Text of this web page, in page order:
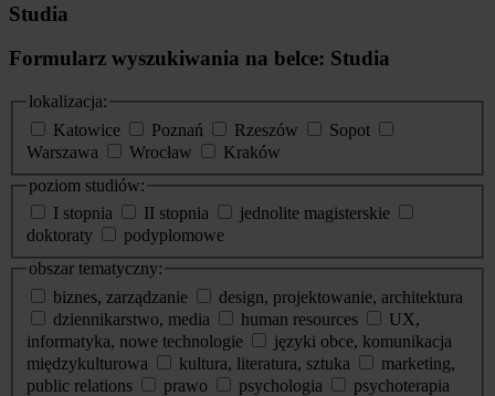
Studia
Formularz wyszukiwania na belce: Studia
lokalizacja:
Katowice
Poznań Rzeszów
Sopot
Warszawa
Wrocław
Kraków
poziom studiów:
I stopnia
II stopnia
jednolite magisterskie
doktoraty
podyplomowe
obszar tematyczny:
biznes, zarządzanie
design, projektowanie, architektura
dziennikarstwo, media
human resources
UX,
informatyka, nowe technologie
języki obce, komunikacja
międzykulturowa
kultura, literatura, sztuka
marketing,
public relations
prawo psychologia
psychoterapia